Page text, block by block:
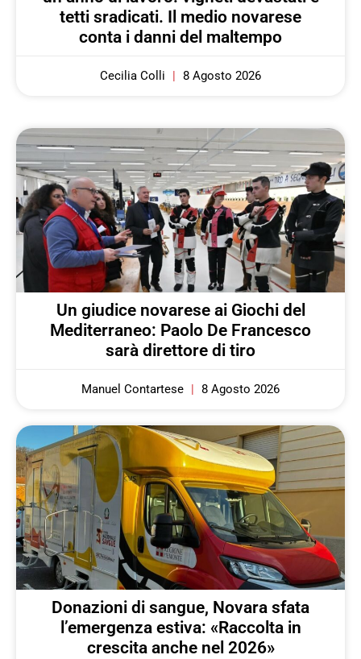
tetti sradicati. Il medio novarese
conta i danni del maltempo
Cecilia Colli 8 Agosto 2026
Un giudice novarese ai Giochi del
Mediterraneo: Paolo De Francesco
sarà direttore di tiro
Manuel Contartese 8 Agosto 2026
Donazioni di sangue, Novara sfata
l’emergenza estiva: «Raccolta in
crescita anche nel 2026»